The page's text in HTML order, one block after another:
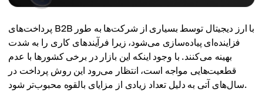
پرداخت‌های B2B با ارز دیجیتال توسط بسیاری از شرکت‌ها به طور
فزاینده‌ای پیاده‌سازی می‌شود، زیرا فرآیندهای کاری را به شدت
بهینه می‌کنند. با وجود اینکه این بازار در برخی کشورها با عدم
قطعیت‌هایی مواجه است، انتظار می‌رود این روش پرداخت در
سال‌های آتی به دلیل تعداد زیادی از مزایای بالقوه محبوب‌تر شود.